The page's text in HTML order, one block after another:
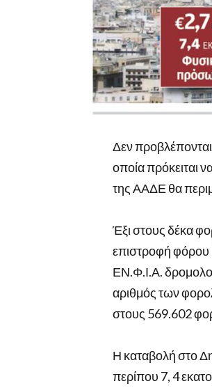
Δεν
οποία πρόκειται
της ΑΑΔΕ θα
Έξι στους δέκα
επιστροφή φόρου
ΕΝ.Φ.Ι.Α.
αριθμός των
στους 569.602
Η καταβολή στο
περίπου 7, 4